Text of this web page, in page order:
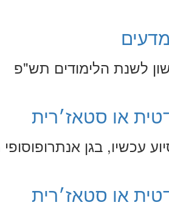
לשנת הלימודים תש"פ
או סטאז׳רית
עכשיו, בגן
או סטאז׳רית